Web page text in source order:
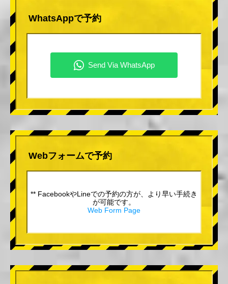
WhatsAppで予約
Webフォームで予約
** FacebookやLineでの予約の方が、より早い手続き
が可能です。
Web Form Page